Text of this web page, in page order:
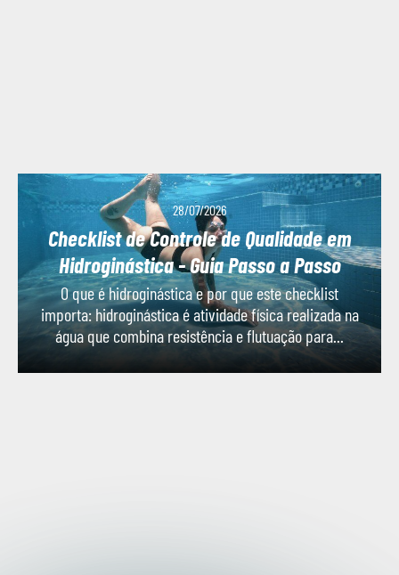
28/07/2026
Checklist de Controle de Qualidade em
Hidroginástica - Guia Passo a Passo
O que é hidroginástica e por que este checklist
importa: hidroginástica é atividade física realizada na
água que combina resistência e flutuação para...